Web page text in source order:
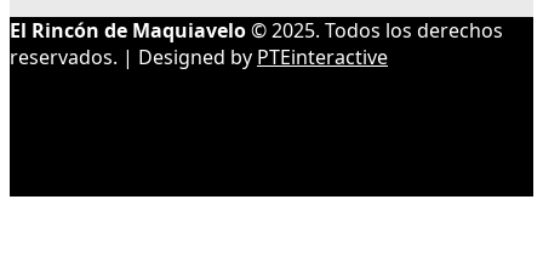
El Rincón de Maquiavelo© 2025. Todos los derechos
reservados. | Designed by PTEinteractive